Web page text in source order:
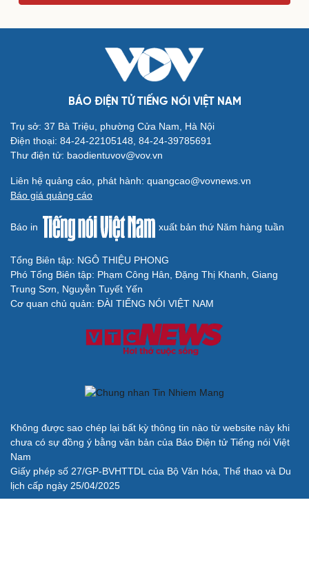
Săn Tour
Đọc truyện đêm khuya
Kể chuyện cho bé
Hạt giống tâm hồn
Cải chính
BÁO ĐIỆN TỬ TIẾNG NÓI VIỆT NAM
Trụ sở: 37 Bà Triệu, phường Cửa Nam, Hà Nội
Điện thoại: 84-24-22105148, 84-24-39785691
Thư điện tử: baodientuvov@vov.vn
Liên hệ quảng cáo, phát hành: quangcao@vovnews.vn
Báo giá quảng cáo
Báo in xuất bản thứ Năm hàng tuần
Tổng Biên tập: NGÔ THIỆU PHONG
Phó Tổng Biên tập: Phạm Công Hân, Đặng Thị Khanh, Giang
Trung Sơn, Nguyễn Tuyết Yến
Cơ quan chủ quản: ĐÀI TIẾNG NÓI VIỆT NAM
Không được sao chép lại bất kỳ thông tin nào từ website này khi
chưa có sự đồng ý bằng văn bản của Báo Điện tử Tiếng nói Việt
Nam
Giấy phép số 27/GP-BVHTTDL của Bộ Văn hóa, Thể thao và Du
lịch cấp ngày 25/04/2025